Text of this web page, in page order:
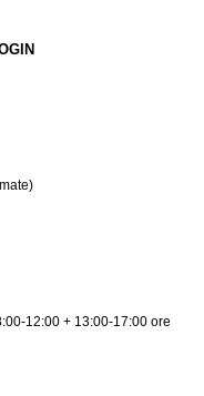
12:00 + 13:00-17:00 ore